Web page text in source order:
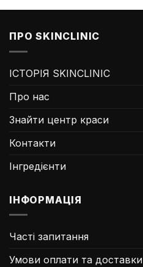
ПРО SKINCLINIC
ІСТОРІЯ SKINCLINIC
Про нас
Знайти центр краси
Контакти
Інгредієнти
ІНФОРМАЦІЯ
Часті запитання
Умови оплати та доставки